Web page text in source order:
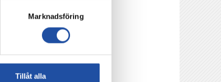
Marknadsföring
Tillåt alla